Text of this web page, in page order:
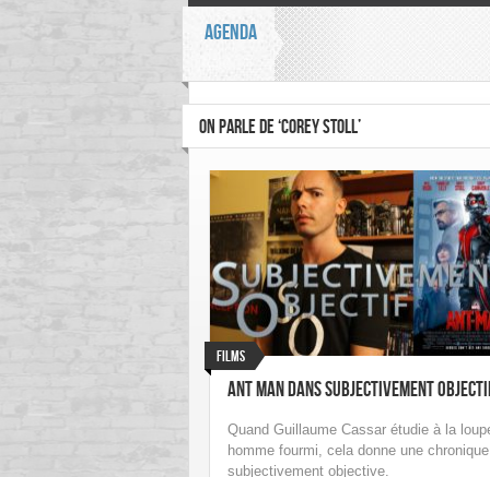
AGENDA
ON PARLE DE ‘COREY STOLL’
Films
Ant Man dans Subjectivement
Quand Guillaume Cassar étudie à la
homme fourmi, cela donne une chronique
subjectivement objective.